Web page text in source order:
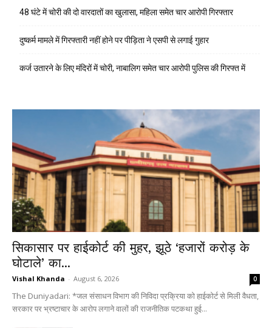
48 घंटे में चोरी की दो वारदातों का खुलासा, महिला समेत चार आरोपी गिरफ्तार
दुष्कर्म मामले में गिरफ्तारी नहीं होने पर पीड़िता ने एसपी से लगाई गुहार
कर्ज उतारने के लिए मंदिरों में चोरी, नाबालिग समेत चार आरोपी पुलिस की गिरफ्त में
सिकासार पर हाईकोर्ट की मुहर, झूठे ‘हजारों करोड़ के
घोटाले’ का...
Vishal Khanda - August 6, 2026 0
The Duniyadari: *जल संसाधन विभाग की निविदा प्रक्रिया को हाईकोर्ट से मिली वैधता,
सरकार पर भ्रष्टाचार के आरोप लगाने वालों की राजनीतिक पटकथा हुई...